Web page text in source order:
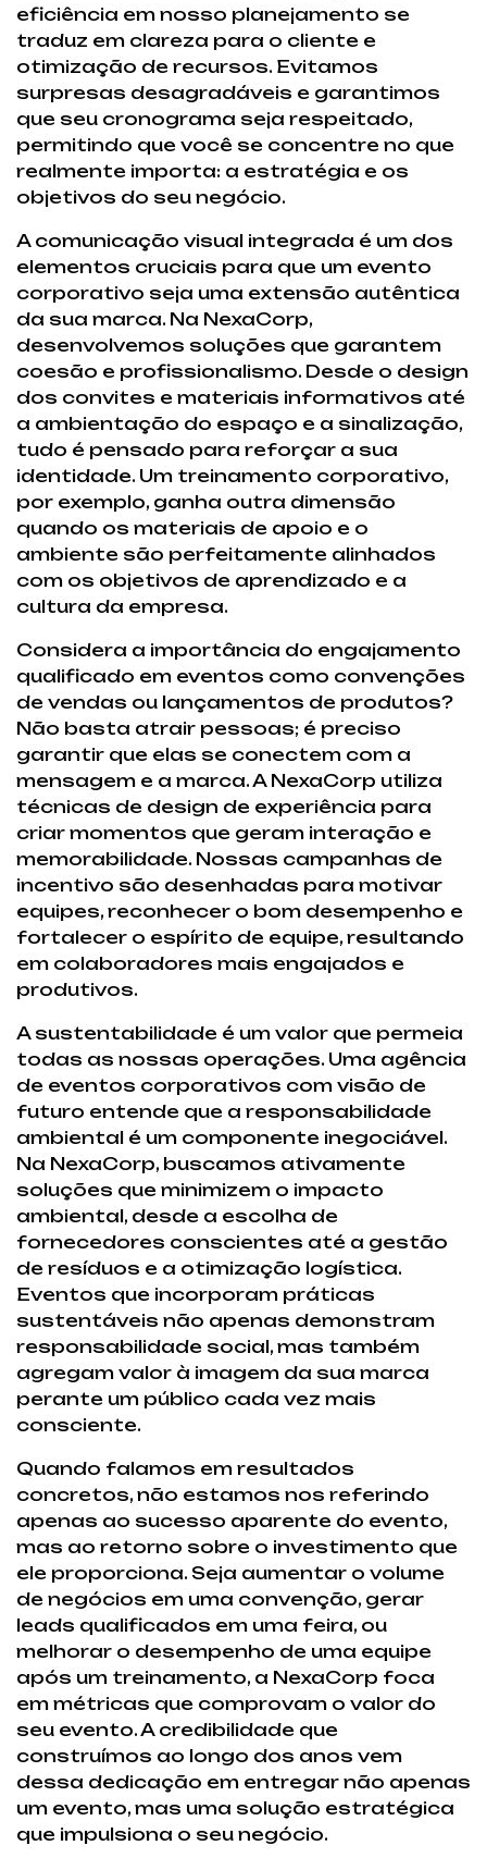
eficiência em nosso planejamento se
traduz em clareza para o cliente e
otimização de recursos. Evitamos
surpresas desagradáveis e garantimos
que seu cronograma seja respeitado,
permitindo que você se concentre no que
realmente importa: a estratégia e os
objetivos do seu negócio.
A comunicação visual integrada é um dos
elementos cruciais para que um evento
corporativo seja uma extensão autêntica
da sua marca. Na NexaCorp,
desenvolvemos soluções que garantem
coesão e profissionalismo. Desde o design
dos convites e materiais informativos até
a ambientação do espaço e a sinalização,
tudo é pensado para reforçar a sua
identidade. Um treinamento corporativo,
por exemplo, ganha outra dimensão
quando os materiais de apoio e o
ambiente são perfeitamente alinhados
com os objetivos de aprendizado e a
cultura da empresa.
Considera a importância do engajamento
qualificado em eventos como convenções
de vendas ou lançamentos de produtos?
Não basta atrair pessoas; é preciso
garantir que elas se conectem com a
mensagem e a marca. A NexaCorp utiliza
técnicas de design de experiência para
criar momentos que geram interação e
memorabilidade. Nossas campanhas de
incentivo são desenhadas para motivar
equipes, reconhecer o bom desempenho e
fortalecer o espírito de equipe, resultando
em colaboradores mais engajados e
produtivos.
A sustentabilidade é um valor que permeia
todas as nossas operações. Uma agência
de eventos corporativos com visão de
futuro entende que a responsabilidade
ambiental é um componente inegociável.
Na NexaCorp, buscamos ativamente
soluções que minimizem o impacto
ambiental, desde a escolha de
fornecedores conscientes até a gestão
de resíduos e a otimização logística.
Eventos que incorporam práticas
sustentáveis não apenas demonstram
responsabilidade social, mas também
agregam valor à imagem da sua marca
perante um público cada vez mais
consciente.
Quando falamos em resultados
concretos, não estamos nos referindo
apenas ao sucesso aparente do evento,
mas ao retorno sobre o investimento que
ele proporciona. Seja aumentar o volume
de negócios em uma convenção, gerar
leads qualificados em uma feira, ou
melhorar o desempenho de uma equipe
após um treinamento, a NexaCorp foca
em métricas que comprovam o valor do
seu evento. A credibilidade que
construímos ao longo dos anos vem
dessa dedicação em entregar não apenas
um evento, mas uma solução estratégica
que impulsiona o seu negócio.